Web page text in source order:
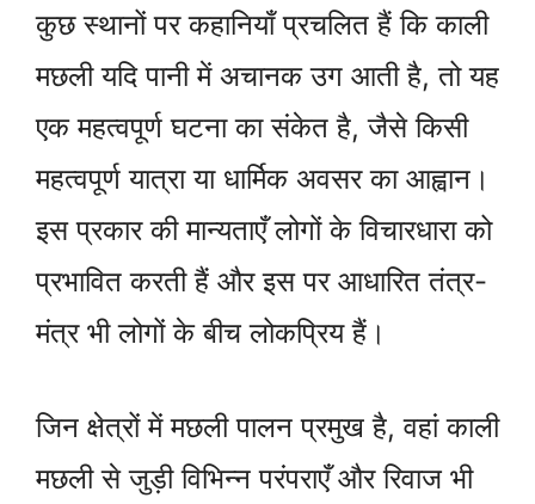
कुछ स्थानों पर कहानियाँ प्रचलित हैं कि काली
मछली यदि पानी में अचानक उग आती है, तो यह
एक महत्वपूर्ण घटना का संकेत है, जैसे किसी
महत्वपूर्ण यात्रा या धार्मिक अवसर का आह्वान।
इस प्रकार की मान्यताएँ लोगों के विचारधारा को
प्रभावित करती हैं और इस पर आधारित तंत्र-
मंत्र भी लोगों के बीच लोकप्रिय हैं।
जिन क्षेत्रों में मछली पालन प्रमुख है, वहां काली
मछली से जुड़ी विभिन्न परंपराएँ और रिवाज भी